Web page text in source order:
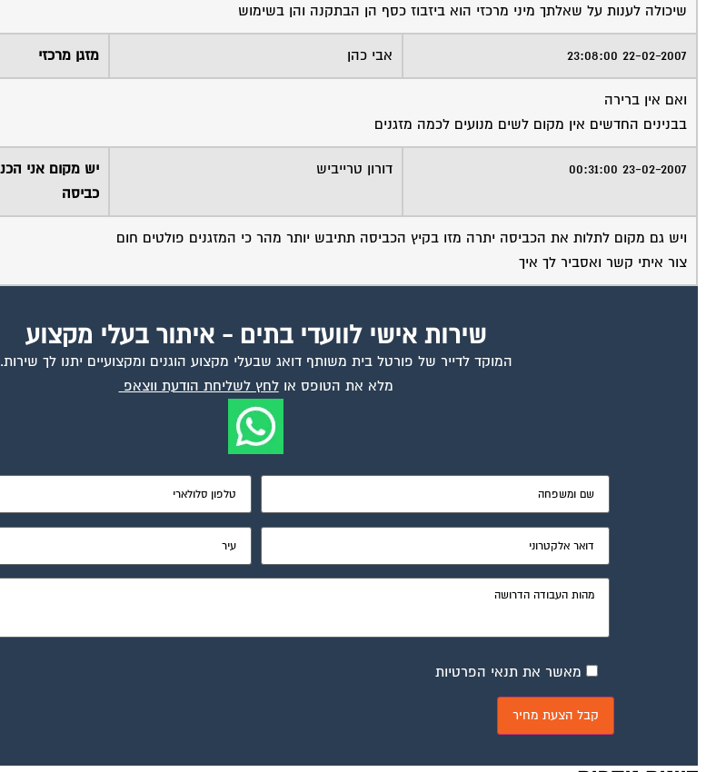
שיכולה לענות על שאלתך מיני מרכזי הוא ביזבוז כסף הן הבתקנה והן בשימוש
22-02-2007 23:08:00 אבי כהן מזגן מרכזי
ואם אין ברירה
בבנינים החדשים אין מקום לשים מנועים לכמה מזגנים
23-02-2007 00:31:00 דורון טרייביש
כביסה
ויש גם מקום לתלות את הכביסה יתרה מזו בקיץ הכביסה תתיבש יותר מהר כי המזגנים פולטים חום
צור איתי קשר ואסביר לך איך
שירות אישי לוועדי בתים - איתור בעלי מקצוע
המוקד לדייר של פורטל בית משותף דואג שבעלי מקצוע הוגנים ומקצועיים יתנו לך שירות.
מלא את הטופס אולחץ לשליחת הודעת ווצאפ
מאשר את תנאי הפרטיות